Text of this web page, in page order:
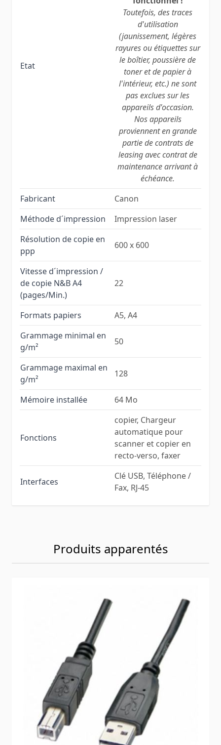
Etat
Toutefois, des traces
d'utilisation
(jaunissement, légères
rayures ou étiquettes sur
le boîtier, poussière de
toner et de papier à
l'intérieur, etc.) ne sont
pas exclues sur les
appareils d'occasion.
Nos appareils
proviennent en grande
partie de contrats de
leasing avec contrat de
maintenance arrivant à
échéance.
Fabricant
Canon
Méthode d´impression
Impression laser
Résolution de copie en
ppp
600 x 600
Vitesse d´impression /
de copie N&B A4
(pages/Min.)
22
Formats papiers
A5, A4
Grammage minimal en
g/m²
50
Grammage maximal en
g/m²
128
Mémoire installée 64 Mo
Fonctions
copier, Chargeur
automatique pour
scanner et copier en
recto-verso, faxer
Interfaces
Clé USB, Téléphone /
Fax, RJ-45
Produits apparentés